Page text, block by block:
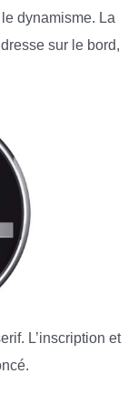
dynamisme. La
sur le bord,
L’inscription et